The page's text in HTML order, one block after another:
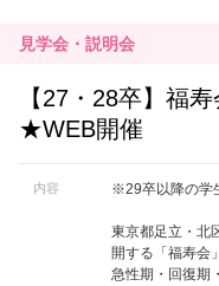
見学会・説明会
【27・28卒】福
★WEB開催
内容 ※29卒以降の学
東京都足立・北
開する「福寿会
急性期・回復期